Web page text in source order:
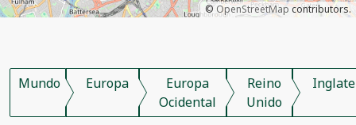
© OpenStreetMap contributors.
Mundo Europa
Europa
Ocidental
Reino
Unido